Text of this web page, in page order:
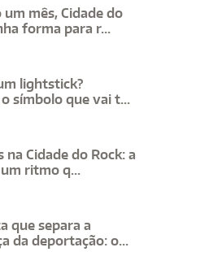
mês, Cidade do
forma para r...
lightstick?
símbolo que vai t...
na Cidade do Rock: a
ritmo q...
que separa a
da deportação: o...